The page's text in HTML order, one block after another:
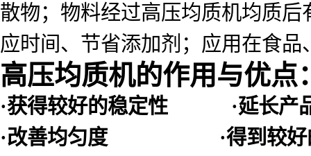
散物；物料经过高压均质机均质
应时间、节省添加剂；应用在食
高压均质机的作用与优点
·获得较好的稳定性 ·延长产
·改善均匀度 ·得到较好的